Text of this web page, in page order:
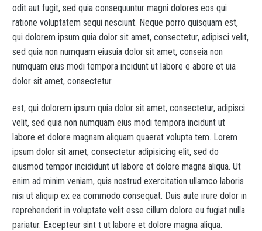
odit aut fugit, sed quia consequuntur magni dolores eos qui
ratione voluptatem sequi nesciunt. Neque porro quisquam est,
qui dolorem ipsum quia dolor sit amet, consectetur, adipisci velit,
sed quia non numquam eiusuia dolor sit amet, conseia non
numquam eius modi tempora incidunt ut labore e abore et uia
dolor sit amet, consectetur
est, qui dolorem ipsum quia dolor sit amet, consectetur, adipisci
velit, sed quia non numquam eius modi tempora incidunt ut
labore et dolore magnam aliquam quaerat volupta tem. Lorem
ipsum dolor sit amet, consectetur adipisicing elit, sed do
eiusmod tempor incididunt ut labore et dolore magna aliqua. Ut
enim ad minim veniam, quis nostrud exercitation ullamco laboris
nisi ut aliquip ex ea commodo consequat. Duis aute irure dolor in
reprehenderit in voluptate velit esse cillum dolore eu fugiat nulla
pariatur. Excepteur sint t ut labore et dolore magna aliqua.